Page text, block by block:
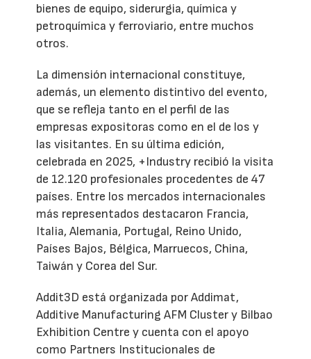
bienes de equipo, siderurgia, química y
petroquímica y ferroviario, entre muchos
otros.
La dimensión internacional constituye,
además, un elemento distintivo del evento,
que se refleja tanto en el perfil de las
empresas expositoras como en el de los y
las visitantes. En su última edición,
celebrada en 2025, +Industry recibió la visita
de 12.120 profesionales procedentes de 47
países. Entre los mercados internacionales
más representados destacaron Francia,
Italia, Alemania, Portugal, Reino Unido,
Países Bajos, Bélgica, Marruecos, China,
Taiwán y Corea del Sur.
Addit3D está organizada por Addimat,
Additive Manufacturing AFM Cluster y Bilbao
Exhibition Centre y cuenta con el apoyo
como Partners Institucionales de